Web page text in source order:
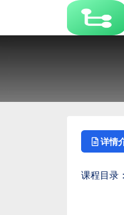
详情
课程目录：